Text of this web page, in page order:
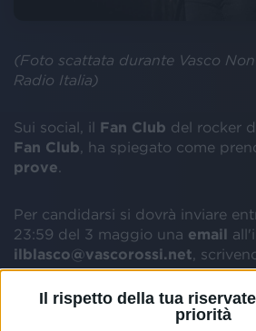
Il rispetto della tua
priorità
(Foto scattata durante Vasco
Radio Italia)
Sui social, il Fan Club del rocker
Fan Club , ha spiegato come
prove
Per candidarsi si dovrà inviare
23:59 del 3 maggio una email
ilblasco@vascorossi.net ,
Prove VNSL 019.
Nella email bisognerà indicare: